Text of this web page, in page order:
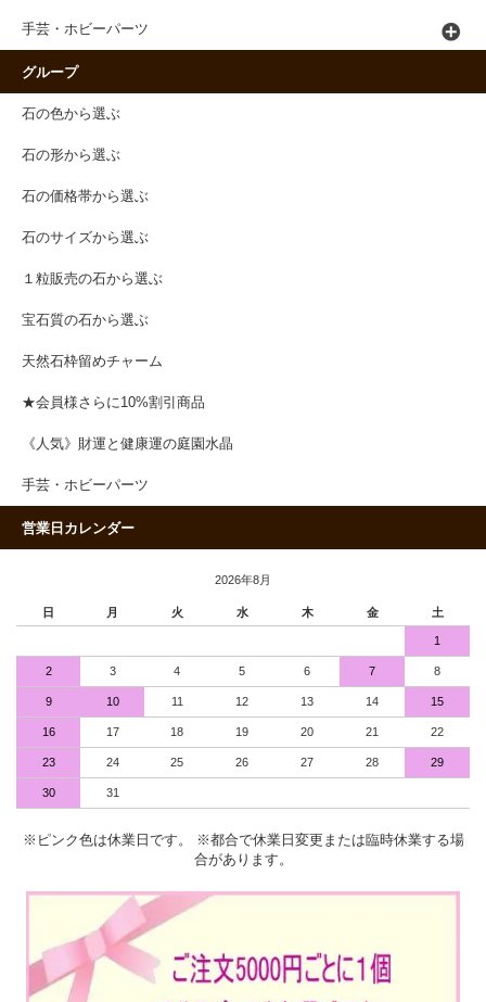
手芸・ホビーパーツ
グループ
石の色から選ぶ
石の形から選ぶ
石の価格帯から選ぶ
石のサイズから選ぶ
１粒販売の石から選ぶ
宝石質の石から選ぶ
天然石枠留めチャーム
★会員様さらに10%割引商品
《人気》財運と健康運の庭園水晶
手芸・ホビーパーツ
営業日カレンダー
2026年8月
日 月 火 水 木 金 土
1
2 3 4 5 6 7 8
9 10 11 12 13 14 15
16 17 18 19 20 21 22
23 24 25 26 27 28 29
30 31
※ピンク色は休業日です。 ※都合で休業日変更または臨時休業する場
合があります。